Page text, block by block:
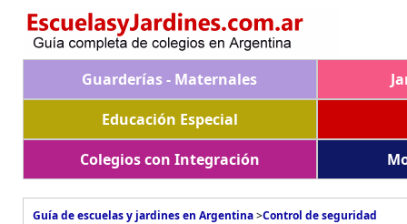
Guarderías - Maternales
Educación Especial
Colegios con Integración
Guía de escuelas y jardines en Argentina>Control de seguridad